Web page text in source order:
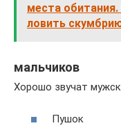
места
ловить
мальчиков
Хорошо звучат
Пушок